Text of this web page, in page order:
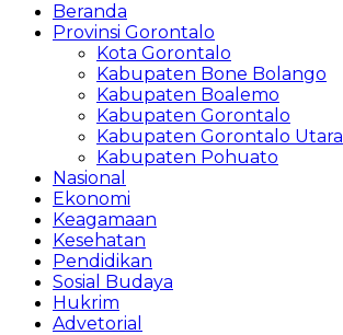
Beranda
Provinsi Gorontalo
Kota Gorontalo
Kabupaten Bone Bolango
Kabupaten Boalemo
Kabupaten Gorontalo
Kabupaten Gorontalo Utara
Kabupaten Pohuato
Nasional
Ekonomi
Keagamaan
Kesehatan
Pendidikan
Sosial Budaya
Hukrim
Advetorial